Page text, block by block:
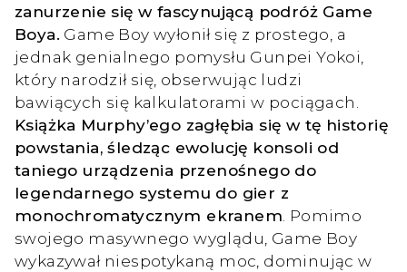
zanurzenie się w fascynującą podróż Game
Boya. Game Boy wyłonił się z prostego, a
jednak genialnego pomysłu Gunpei Yokoi,
który narodził się, obserwując ludzi
bawiących się kalkulatorami w pociągach.
Książka Murphy’ego zagłębia się w tę historię
powstania, śledząc ewolucję konsoli od
taniego urządzenia przenośnego do
legendarnego systemu do gier z
monochromatycznym ekranem . Pomimo
swojego masywnego wyglądu, Game Boy
wykazywał niespotykaną moc, dominując w